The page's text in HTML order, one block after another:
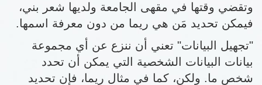
وتقضي وقتها في مقهى الجامعة ولديها شعر بني،
فيمكن تحديد مَن هي ريما من دون معرفة اسمها.
"تجهيل البيانات" تعني أن ننزع عن أي مجموعة
بيانات البيانات الشخصية التي يمكن أن تحدد
شخص ما. ولكن، كما في مثال ريما، فإن تحديد